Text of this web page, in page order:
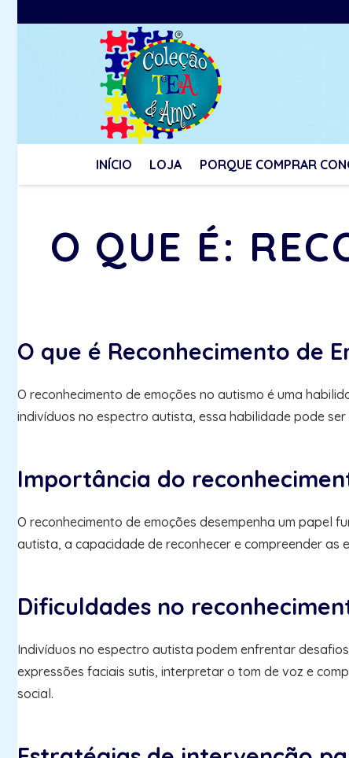
INÍCIO LOJA PORQUE COMPRAR
O QUE É:
O que é Reconhecimento de
O reconhecimento de emoções no autismo é uma
indivíduos no espectro autista, essa habilidade pode
Importância do
O reconhecimento de emoções desempenha um papel
autista, a capacidade de reconhecer e compreender
Dificuldades no
Indivíduos no espectro autista podem enfrentar
expressões faciais sutis, interpretar o tom de voz e
social.